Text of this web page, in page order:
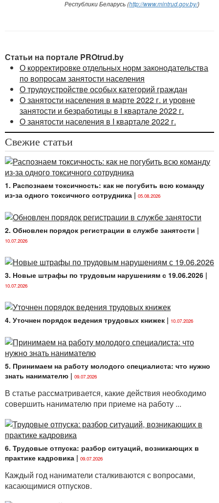
Республики Беларусь (http://www.mintrud.gov.by/)
Статьи на портале PROtrud.by
О корректировке отдельных норм законодательства
по вопросам занятости населения
О трудоустройстве особых категорий граждан
О занятости населения в марте 2022 г. и уровне
занятости и безработицы в I квартале 2022 г.
О занятости населения в I квартале 2022 г.
Свежие статьи
1. Распознаем токсичность: как не погубить всю команду
из-за одного токсичного сотрудника | 05.08.2026
2. Обновлен порядок регистрации в службе занятости |
10.07.2026
3. Новые штрафы по трудовым нарушениям с 19.06.2026 |
10.07.2026
4. Уточнен порядок ведения трудовых книжек | 10.07.2026
5. Принимаем на работу молодого специалиста: что нужно
знать нанимателю | 09.07.2026
В статье рассматривается, какие действия необходимо
совершить нанимателю при приеме на работу ...
6. Трудовые отпуска: разбор ситуаций, возникающих в
практике кадровика | 09.07.2026
Каждый год наниматели сталкиваются с вопросами,
касающимися отпусков.